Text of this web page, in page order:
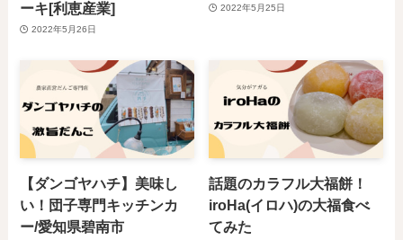
ーキ[利恵産業]
2022年5月26日
2022年5月25日
【ダンゴヤハチ】美味し
い！団子専門キッチンカ
ー/愛知県碧南市
話題のカラフル大福餅！
iroHa(イロハ)の大福食べ
てみた